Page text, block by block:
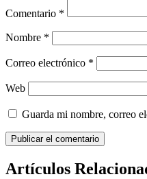
Comentario *
Nombre *
Correo electrónico *
Web
Guarda mi nombre, correo
Artículos